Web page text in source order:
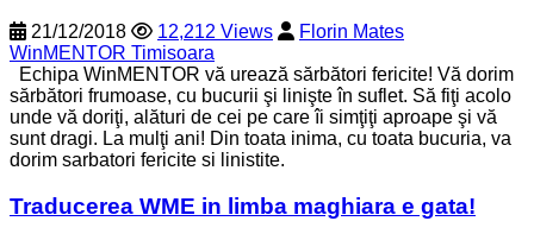
21/12/2018 12,212 Views
Florin Mates
WinMENTOR Timisoara
Echipa WinMENTOR vă urează sărbători fericite! Vă dorim
sărbători frumoase, cu bucurii şi linişte în suflet. Să fiţi acolo
unde vă doriţi, alături de cei pe care îi simţiţi aproape şi vă
sunt dragi. La mulţi ani! Din toata inima, cu toata bucuria, va
dorim sarbatori fericite si linistite.
Traducerea WME in limba maghiara e gata!